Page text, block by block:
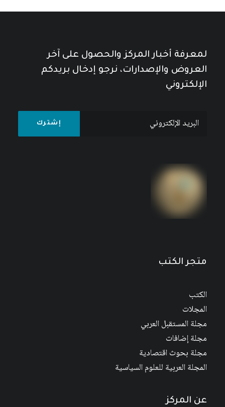
لمعرفة أخبار المركز والحصول على آخر
العروض والإصدارات، نرجو إدخال بريدكم
الإلكتروني
متجر الكتب
الكتب
المجلات
مجلة المستقبل العربي
مجلة إضافات
مجلة بحوث اقتصادية
المجلة العربية للعلوم السياسية
عن المركز